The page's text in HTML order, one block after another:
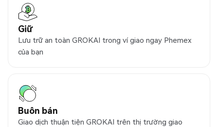
Giữ
Lưu trữ an toàn GROKAI trong ví giao ngay Phemex
của bạn
Buôn bán
Giao dịch thuận tiện GROKAI trên thị trường giao